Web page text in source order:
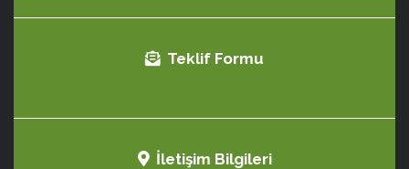
Teklif Formu
İletişim Bilgileri